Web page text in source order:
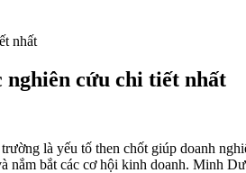
nhất
cứu chi tiết nhất
là yếu tố then chốt giúp doanh
nắm bắt các cơ hội kinh doanh. Minh